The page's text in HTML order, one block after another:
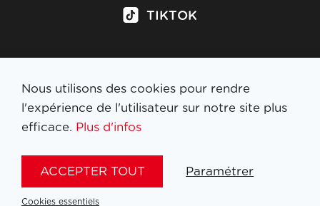
TIKTOK
S'inscrire à la newsletter
Nous utilisons des cookies pour rendre
l'expérience de l'utilisateur sur notre site plus
efficace. Plus d'infos
ACCEPTER TOUT Paramétrer
Cookies essentiels